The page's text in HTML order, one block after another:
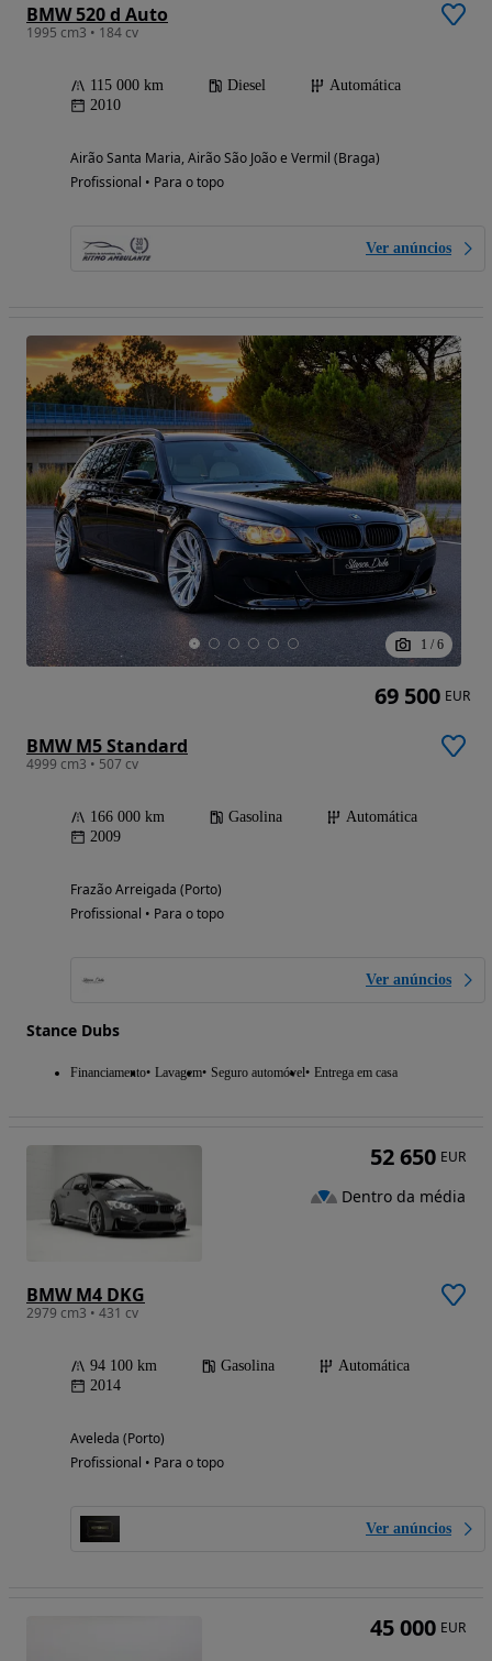
BMW 520 d Auto
1995 cm3 • 184 cv
115 000 km Diesel
Automática
2010
Airão Santa Maria, Airão São João e Vermil (Braga)
Profissional • Para o topo
Ver anúncios
1 / 6
BMW M5 Standard
4999 cm3 • 507 cv
166 000 km Gasolina
Automática
2009
Frazão Arreigada (Porto)
Profissional • Para o topo
Ver anúncios
Stance Dubs
Financiamento Lavagem Seguro automóvel Entrega em casa
69 500 EUR
BMW M4 DKG
2979 cm3 • 431 cv
94 100 km Gasolina
Automática
2014
Aveleda (Porto)
Profissional • Para o topo
Ver anúncios
52 650 EUR
Dentro da média
45 000 EUR